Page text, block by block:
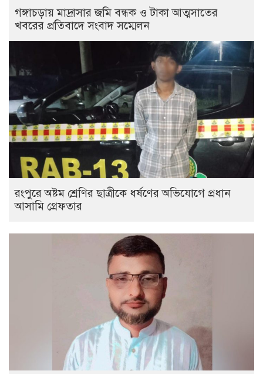
গঙ্গাচড়ায় মাদ্রাসার জমি বন্ধক ও টাকা আত্মসাতের
খবরের প্রতিবাদে সংবাদ সম্মেলন
রংপুরে অষ্টম শ্রেণির ছাত্রীকে ধর্ষণের অভিযোগে প্রধান
আসামি গ্রেফতার